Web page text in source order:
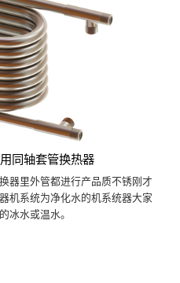
同轴套管换热器
器里外管都进行产品质不锈刚才
机系统为净化水的机系统器大家
冰水或温水。